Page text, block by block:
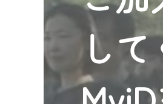
して
◆当社アプ
CCNetサ
【ご注意】
2024年9
『CCNet